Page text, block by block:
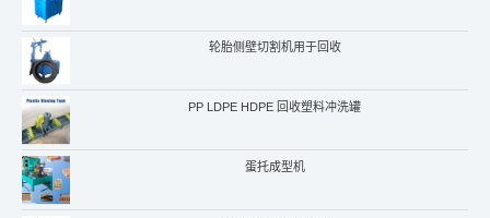
轮胎侧壁切割机用于回收
PP LDPE HDPE 回收塑料冲洗罐
蛋托成型机